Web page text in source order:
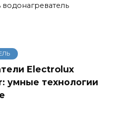
Electrolux
умные технологии